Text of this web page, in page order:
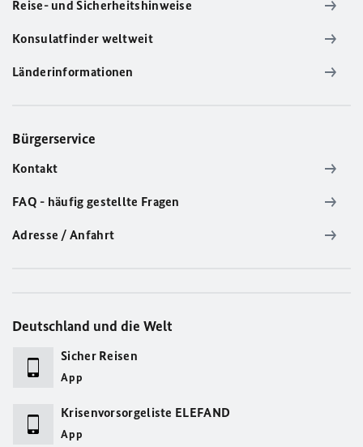
Reise- und Sicherheitshinweise
Konsulatfinder weltweit
Länderinformationen
Bürgerservice
Kontakt
FAQ - häufig gestellte Fragen
Adresse / Anfahrt
Deutschland und die Welt
Sicher Reisen
App
Krisenvorsorgeliste ELEFAND
App